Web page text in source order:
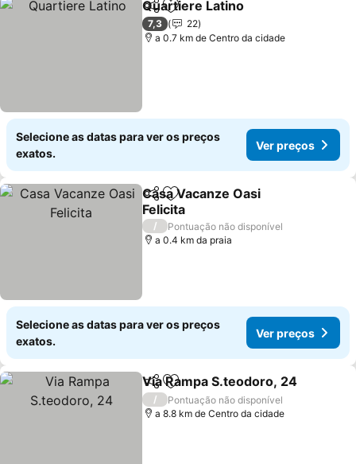
PartilharAdicionar aos favoritos
Quartiere Latino
7,3
22
a 0.7 km de Centro da cidade
Selecione as datas para ver os preços
exatos.
Ver preços
PartilharAdicionar aos favoritos
Casa Vacanze Oasi
Felicita
Ver preços
/
Pontuação não disponível
a 0.4 km da praia
Selecione as datas para ver os preços
exatos.
Ver preços
PartilharAdicionar aos favoritos
Via Rampa S.teodoro, 24
/
Pontuação não disponível
a 8.8 km de Centro da cidade